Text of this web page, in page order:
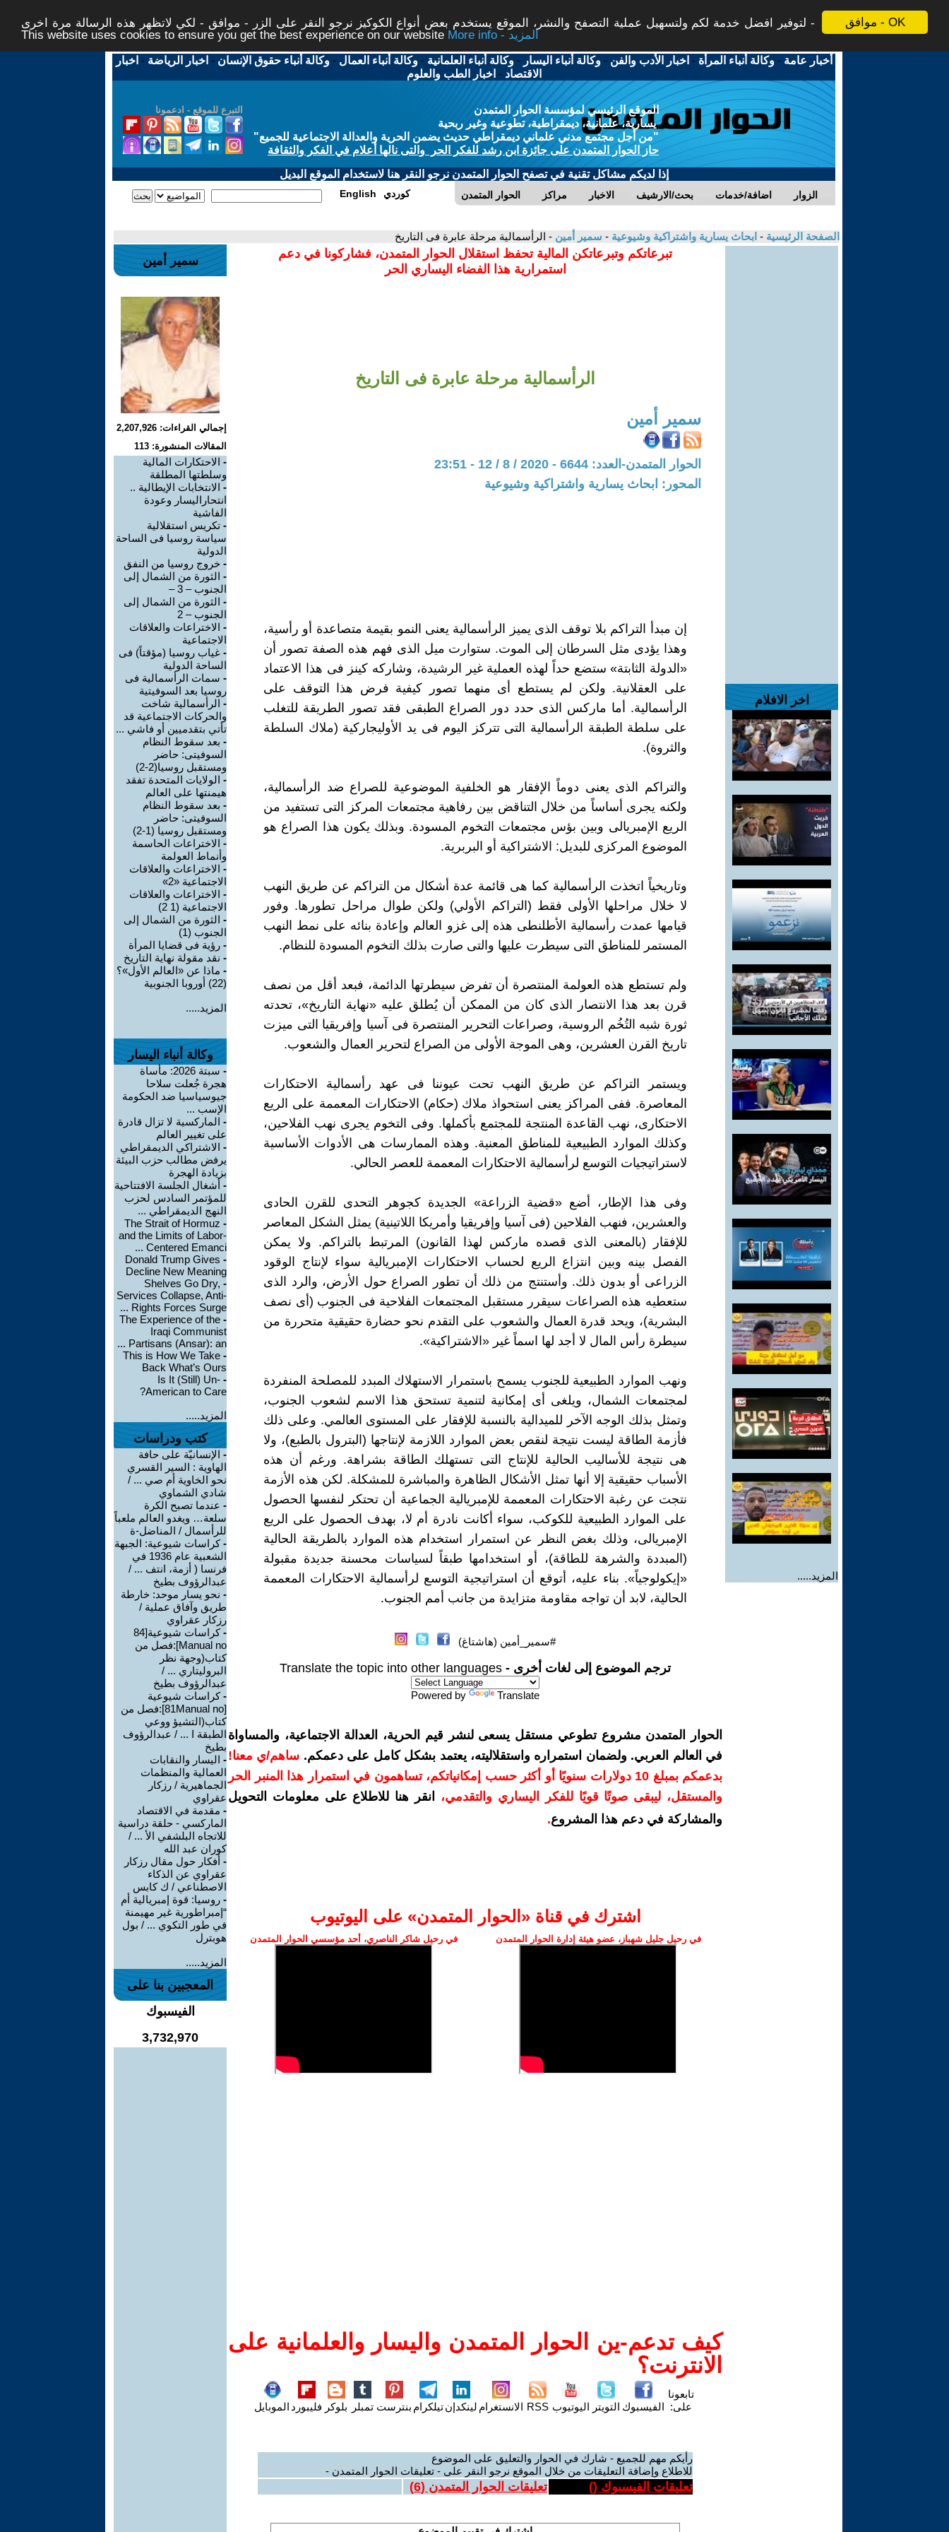
موافق - OK
لتوفير افضل خدمة لكم ولتسهيل عملية التصفح والنشر، الموقع يستخدم بعض أنواع الكوكيز نرجو النقر على الزر - موافق - لكي لاتظهر هذه الرسالة مرة اخرى -
This website uses cookies to ensure you get the best experience on our website
More info - المزيد
أخبار عامة -وكالة أنباء المرأة - اخبار الأدب والفن -وكالة أنباء اليسار -وكالة أنباء العلمانية -وكالة أنباء العمال -وكالة أنباء حقوق الإنسان - اخبار الرياضة - اخبار
الاقتصاد - اخبار الطب والعلوم
التبرع للموقع - ادعمونا
الموقع الرئيسي لمؤسسة الحوار المتمدن
يسارية، علمانية، ديمقراطية، تطوعية وغير ربحية
"من أجل مجتمع مدني علماني ديمقراطي حديث يضمن الحرية والعدالة الاجتماعية للجميع"
حاز الحوار المتمدن على جائزة ابن رشد للفكر الحر والتى نالها أعلام في الفكر والثقافة
إذا لديكم مشاكل تقنية في تصفح الحوار المتمدن نرجو النقر هنا لاستخدام الموقع البديل
الحوار المتمدن مراكز الاخبار بحث/الارشيف اضافة/خدمات الزوار English كوردي
الصفحة الرئيسية - ابحاث يسارية واشتراكية وشيوعية - سمير أمين - الرأسمالية مرحلة عابرة فى التاريخ
اخر الافلام
المزيد.....
تبرعاتكم وتبرعاتكن المالية تحفظ استقلال الحوار المتمدن، فشاركونا في دعم
استمرارية هذا الفضاء اليساري الحر
الرأسمالية مرحلة عابرة فى التاريخ
سمير أمين
الحوار المتمدن-العدد: 6644 - 2020 / 8 / 12 - 23:51
المحور: ابحاث يسارية واشتراكية وشيوعية
إن مبدأ التراكم بلا توقف الذى يميز الرأسمالية يعنى النمو بقيمة متصاعدة أو رأسية،
وهذا يؤدى مثل السرطان إلى الموت. ستوارت ميل الذى فهم هذه الصفة تصور أن
«الدولة الثابتة» ستضع حداً لهذه العملية غير الرشيدة، وشاركه كينز فى هذا الاعتماد
على العقلانية. ولكن لم يستطع أى منهما تصور كيفية فرض هذا التوقف على
الرأسمالية. أما ماركس الذى حدد دور الصراع الطبقى فقد تصور الطريقة للتغلب
على سلطة الطبقة الرأسمالية التى تتركز اليوم فى يد الأوليجاركية (ملاك السلطة
والثروة).
والتراكم الذى يعنى دوماً الإفقار هو الخلفية الموضوعية للصراع ضد الرأسمالية،
ولكنه يجرى أساساً من خلال التناقض بين رفاهية مجتمعات المركز التى تستفيد من
الريع الإمبريالى وبين بؤس مجتمعات التخوم المسودة. وبذلك يكون هذا الصراع هو
الموضوع المركزى للبديل: الاشتراكية أو البربرية.
وتاريخياً اتخذت الرأسمالية كما هى قائمة عدة أشكال من التراكم عن طريق النهب
لا خلال مراحلها الأولى فقط (التراكم الأولي) ولكن طوال مراحل تطورها. وفور
قيامها عمدت رأسمالية الأطلنطى هذه إلى غزو العالم وإعادة بنائه على نمط النهب
المستمر للمناطق التى سيطرت عليها والتى صارت بذلك التخوم المسودة للنظام.
ولم تستطع هذه العولمة المنتصرة أن تفرض سيطرتها الدائمة، فبعد أقل من نصف
قرن بعد هذا الانتصار الذى كان من الممكن أن يُطلق عليه «نهاية التاريخ»، تحدته
ثورة شبه التُخُم الروسية، وصراعات التحرير المنتصرة فى آسيا وإفريقيا التى ميزت
تاريخ القرن العشرين، وهى الموجة الأولى من الصراع لتحرير العمال والشعوب.
ويستمر التراكم عن طريق النهب تحت عيوننا فى عهد رأسمالية الاحتكارات
المعاصرة. ففى المراكز يعنى استحواذ ملاك (حكام) الاحتكارات المعممة على الريع
الاحتكارى، نهب القاعدة المنتجة للمجتمع بأكملها. وفى التخوم يجرى نهب الفلاحين،
وكذلك الموارد الطبيعية للمناطق المعنية. وهذه الممارسات هى الأدوات الأساسية
لاستراتيجيات التوسع لرأسمالية الاحتكارات المعممة للعصر الحالي.
وفى هذا الإطار، أضع «قضية الزراعة» الجديدة كجوهر التحدى للقرن الحادى
والعشرين، فنهب الفلاحين (فى آسيا وإفريقيا وأمريكا اللاتينية) يمثل الشكل المعاصر
للإفقار (بالمعنى الذى قصده ماركس لهذا القانون) المرتبط بالتراكم. ولا يمكن
الفصل بينه وبين انتزاع الريع لحساب الاحتكارات الإمبريالية سواء لإنتاج الوقود
الزراعى أو بدون ذلك. وأستنتج من ذلك أن تطور الصراع حول الأرض، والرد الذى
ستعطيه هذه الصراعات سيقرر مستقبل المجتمعات الفلاحية فى الجنوب (أى نصف
البشرية)، ويحد قدرة العمال والشعوب على التقدم نحو حضارة حقيقية متحررة من
سيطرة رأس المال لا أجد لها اسماً غير «الاشتراكية».
ونهب الموارد الطبيعية للجنوب يسمح باستمرار الاستهلاك المبدد للمصلحة المنفردة
لمجتمعات الشمال، ويلغى أى إمكانية لتنمية تستحق هذا الاسم لشعوب الجنوب،
وتمثل بذلك الوجه الآخر للميدالية بالنسبة للإفقار على المستوى العالمي. وعلى ذلك
فأزمة الطاقة ليست نتيجة لنقص بعض الموارد اللازمة لإنتاجها (البترول بالطبع)، ولا
هى نتيجة للأساليب الحالية للإنتاج التى تستهلك الطاقة بشراهة. ورغم أن هذه
الأسباب حقيقية إلا أنها تمثل الأشكال الظاهرة والمباشرة للمشكلة. لكن هذه الأزمة
نتجت عن رغبة الاحتكارات المعممة للإمبريالية الجماعية أن تحتكر لنفسها الحصول
على الموارد الطبيعية للكوكب، سواء أكانت نادرة أم لا، بهدف الحصول على الريع
الإمبريالى، وذلك بغض النظر عن استمرار استخدام هذه الموارد بالطريقة الحالية
(المبددة والشرهة للطاقة)، أو استخدامها طبقاً لسياسات محسنة جديدة مقبولة
«إيكولوجياً». بناء عليه، أتوقع أن استراتيجية التوسع لرأسمالية الاحتكارات المعممة
الحالية، لابد أن تواجه مقاومة متزايدة من جانب أمم الجنوب.
#سمير_أمين (هاشتاغ)
ترجم الموضوع إلى لغات أخرى - Translate the topic into other languages
Powered by Translate
الحوار المتمدن مشروع تطوعي مستقل يسعى لنشر قيم الحرية، العدالة الاجتماعية، والمساواة
في العالم العربي. ولضمان استمراره واستقلاليته، يعتمد بشكل كامل على دعمكم. ساهم/ي معنا!
بدعمكم بمبلغ 10 دولارات سنويًا أو أكثر حسب إمكانياتكم، تساهمون في استمرار هذا المنبر الحر
والمستقل، ليبقى صوتًا قويًا للفكر اليساري والتقدمي،
انقر هنا للاطلاع على معلومات التحويل
والمشاركة في دعم هذا المشروع.
اشترك في قناة ‫«الحوار المتمدن» على اليوتيوب
في رحيل جليل شهباز، عضو هيئة إدارة الحوار المتمدن في رحيل شاكر الناصري، أحد مؤسسي الحوار المتمدن
كيف تدعم-ين الحوار المتمدن واليسار والعلمانية على
الانترنت؟
تابعونا
على: الفيسبوك التويتر اليوتيوب RSS الانستغرام لينكدإنتيلكرام بنترست تمبلر بلوكر فليبورد الموبايل
رأيكم مهم للجميع - شارك في الحوار والتعليق على الموضوع
للاطلاع وإضافة التعليقات من خلال الموقع نرجو النقر على - تعليقات الحوار المتمدن -
تعليقات الفيسبوك () تعليقات الحوار المتمدن (6
)
سمير أمين
إجمالي القراءات: 2,207,926
المقالات المنشورة: 113
- الاحتكارات المالية
وسلطتها المطلقة
- الانتخابات الإيطالية ..
انتحاراليسار وعودة
الفاشية
- تكريس استقلالية
سياسة روسيا فى الساحة
الدولية
- خروج روسيا من النفق
- الثورة من الشمال إلى
الجنوب – 3 –
- الثورة من الشمال إلى
الجنوب – 2
- الاختراعات والعلاقات
الاجتماعية
- غياب روسيا (مؤقتاً) فى
الساحة الدولية
- سمات الرأسمالية فى
روسيا بعد السوفيتية
- الرأسمالية شاخت
والحركات الاجتماعية قد
تأتي بتقدميين أو فاشي ...
- بعد سقوط النظام
السوفيتى: حاضر
ومستقبل روسيا(2-2)
- الولايات المتحدة تفقد
هيمنتها على العالم
- بعد سقوط النظام
السوفيتى: حاضر
ومستقبل روسيا (1-2)
- الاختراعات الحاسمة
وأنماط العولمة
- الاختراعات والعلاقات
الاجتماعية «2»
- الاختراعات والعلاقات
الاجتماعية (1 2)
- الثورة من الشمال إلى
الجنوب (1)
- رؤية فى قضايا المرأة
- نقد مقولة نهاية التاريخ
- ماذا عن «العالم الأول»؟
(22) أوروبا الجنوبية
المزيد.....
وكالة أنباء اليسار
-
سبتة 2026: مأساة
هجرة جُعلت سلاحا
جيوسياسيا ضد الحكومة
الإسب ...
- الماركسية لا تزال قادرة
على تغيير العالم
- الاشتراكي الديمقراطي
يرفض مطالب حزب البيئة
بزيادة الهجرة
- أشغال الجلسة الافتتاحية
للمؤتمر السادس لحزب
النهج الديمقراطي ...
-
The Strait of Hormuz
and the Limits of Labor-
Centered Emanci ...
-
Donald Trump Gives
Decline New Meaning
-
Shelves Go Dry,
Services Collapse, Anti-
Rights Forces Surge ...
-
The Experience of the
Iraqi Communist
Partisans (Ansar): an ...
-
This is How We Take
Back What’s Ours
-
Is It (Still) Un-
American to Care?
المزيد.....
كتب ودراسات
- الإنسانيّة على حافة
الهاوية : السير القسري
نحو الخاوية أم صي ... /
شادي الشماوي
- عندما تصبح الكرة
سلعة… ويغدو العالم ملعباً
للرأسمال / المناضل-ة
-كراسات شيوعية: الجبهة
الشعبية عام 1936 في
فرنسا ( أزمة، انتف ... /
عبدالرؤوف بطيخ
- نحو يسار موحد: خارطة
طريق وآفاق عملية /
رزكار عقراوي
-
كراسات شيوعية[84
Manual no]:فصل من
كتاب(وجهة نظر
البروليتاري ... /
عبدالرؤوف بطيخ
-كراسات شيوعية
[81Manual no]:فصل من
كتاب(التشيؤ ووعي
الطبقة ا ... / عبدالرؤوف
بطيخ
- اليسار والنقابات
العمالية والمنظمات
الجماهيرية / رزكار
عقراوي
- مقدمة في الاقتصاد
الماركسي - حلقة دراسية
للاتجاه البلشفي الأ ... /
كوران عبد الله
- أفكار حول مقال رزكار
عقراوي عن الذكاء
الاصطناعي / ك كابس
- روسيا: قوة إمبريالية أم
“إمبراطورية غير مهيمنة
في طور التكوي ... / بول
هوبترل
المزيد.....
المعجبين بنا على
الفيسبوك
3,732,970